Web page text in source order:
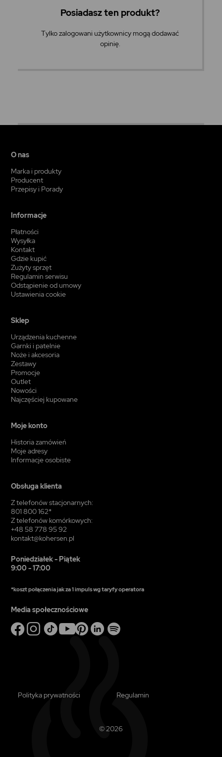
Posiadasz ten produkt?
Tylko zalogowani użytkownicy mogą dodawać
opinię.
O nas
Marka i produkty
Producent
Przepisy i Porady
Informacje
Płatności
Wysyłka
Kontakt
Gdzie kupić
Zużyty sprzęt
Regulamin serwisu
Odstąpienie od umowy
Ustawienia cookie
Sklep
Urządzenia kuchenne
Garnki i patelnie
Noże i akcesoria
Zestawy
Promocje
Outlet
Nowości
Najczęściej kupowane
Moje konto
Historia zamówień
Moje adresy
Informacje osobiste
Obsługa klienta
Z telefonów stacjonarnych:
801 800 162*
Z telefonów komórkowych:
+48 58 778 95 92
kontakt@kohersen.pl
Poniedziałek - Piątek
9:00 - 17:00
*koszt połączenia jak za 1 impuls wg taryfy operatora
Media społecznościowe
© 2026
Polityka prywatności Regulamin